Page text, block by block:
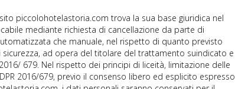
piccolohotelastoria.com trova la sua base giuridica nel
mediante richiesta di cancellazione da parte di
che manuale, nel rispetto di quanto previsto
sicurezza, ad opera del titolare del trattamento suindicato e
679. Nel rispetto dei principi di liceità, limitazione delle
2016/679, previo il consenso libero ed esplicito espresso